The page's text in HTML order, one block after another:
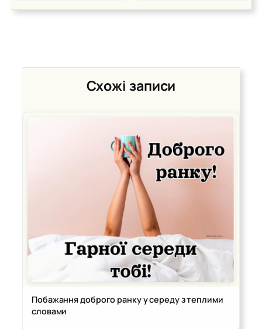
Схожі записи
Побажання доброго ранку у середу з теплими
словами